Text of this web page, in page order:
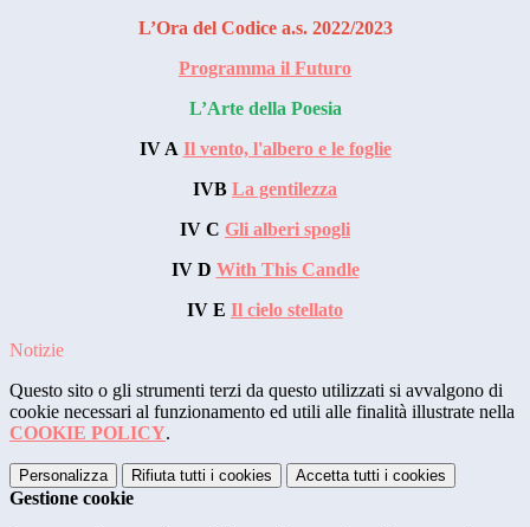
L’Ora del Codice a.s. 2022/2023
Programma il Futuro
L’Arte della Poesia
IV A Il vento, l'albero e le foglie
IVB La gentilezza
IV C Gli alberi spogli
IV D With This Candle
IV E Il cielo stellato
Notizie
Questo sito o gli strumenti terzi da questo utilizzati si avvalgono di
cookie necessari al funzionamento ed utili alle finalità illustrate nella
COOKIE POLICY.
Personalizza Rifiuta tutti i cookies Accetta tutti i cookies
Gestione cookie